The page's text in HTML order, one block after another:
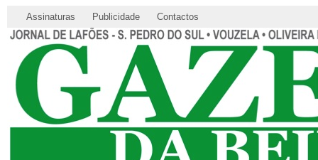
Assinaturas Publicidade Contactos